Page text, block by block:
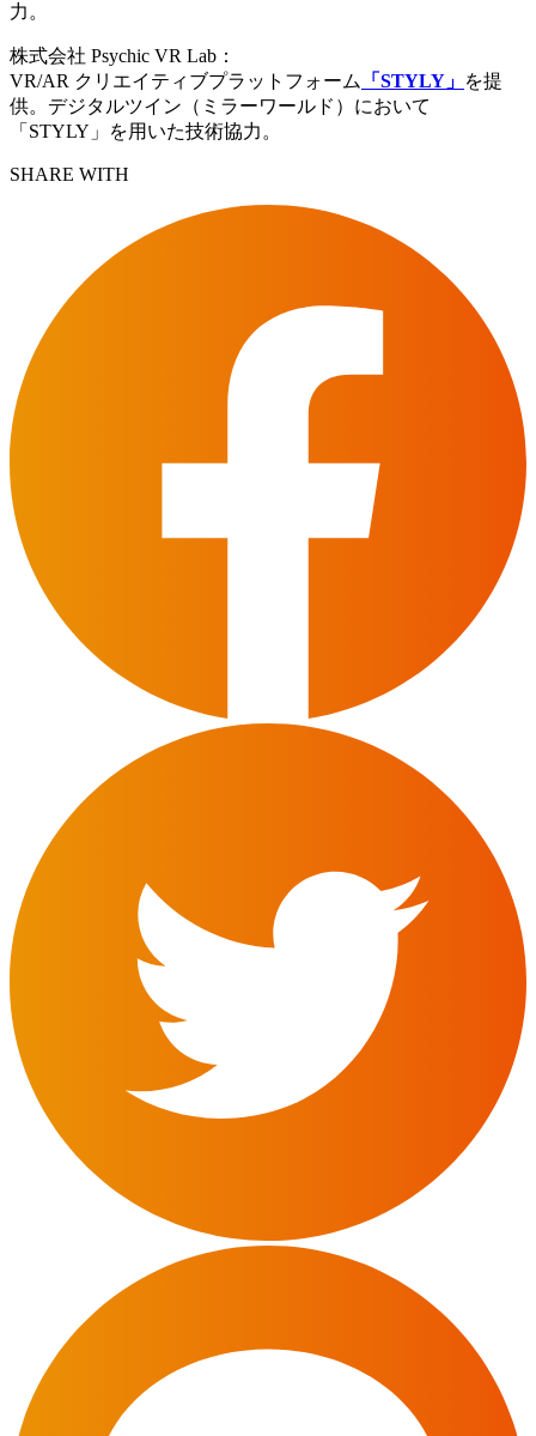
力。
株式会社 Psychic VR Lab：
VR/AR クリエイティブプラットフォーム
「STYLY」 を提
供。デジタルツイン（ミラーワールド）において
「STYLY」を用いた技術協力。
SHARE WITH